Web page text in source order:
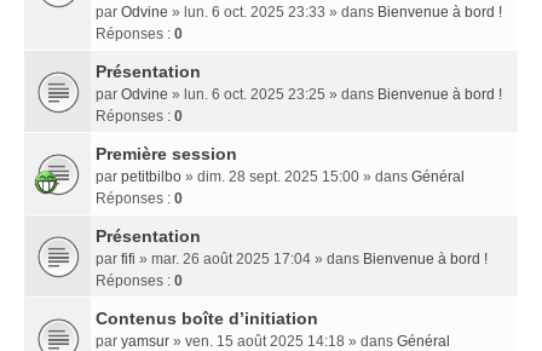
par Odvine » lun. 6 oct. 2025 23:33 » dans Bienvenue à bord !
Réponses : 0
Présentation
par Odvine » lun. 6 oct. 2025 23:25 » dans Bienvenue à bord !
Réponses : 0
Première session
par petitbilbo » dim. 28 sept. 2025 15:00 » dans Général
Réponses : 0
Présentation
par fifi » mar. 26 août 2025 17:04 » dans Bienvenue à bord !
Réponses : 0
Contenus boîte d’initiation
par yamsur » ven. 15 août 2025 14:18 » dans Général